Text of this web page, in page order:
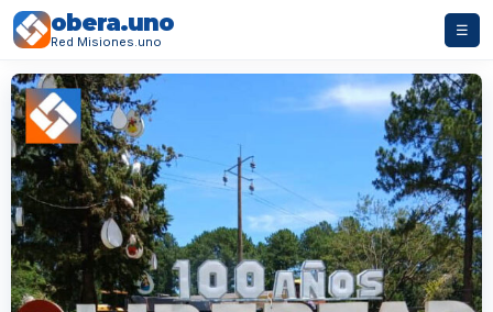
obera.uno
Red Misiones.uno
☰